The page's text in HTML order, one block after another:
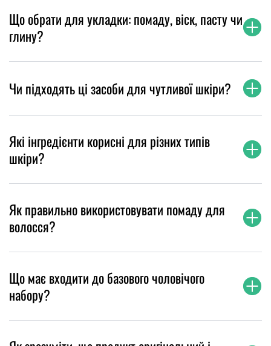
Що обрати для укладки: помаду, віск, пасту чи
глину?
Чи підходять ці засоби для чутливої шкіри?
Які інгредієнти корисні для різних типів
шкіри?
Як правильно використовувати помаду для
волосся?
Що має входити до базового чоловічого
набору?